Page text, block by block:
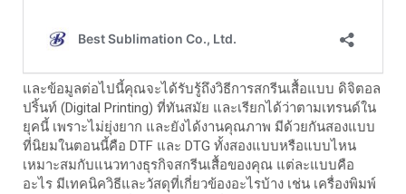
และข้อมูลต่อไปนี้คุณจะได้รับรู้ถึงวิธีการสกรีนเสื้อแบบ ดิจิตอล
ปริ้นท์ (Digital Printing) ที่ทันสมัย และเรียกได้ว่าตามเทรนด์ใน
ยุคนี้ เพราะไม่ยุ่งยาก และยังได้งานคุณภาพ มีด้วยกันสองแบบ
ที่นิยมในตอนนี้คือ DTF และ DTG ทั้งสองแบบหรือแบบไหน
เหมาะสมกับแนวทางธุรกิจสกรีนเสื้อของคุณ แต่ละแบบคือ
อะไร มีเทคนิควิธีและวัสดุที่เกี่ยวข้องอะไรบ้าง เช่น เครื่องพิมพ์